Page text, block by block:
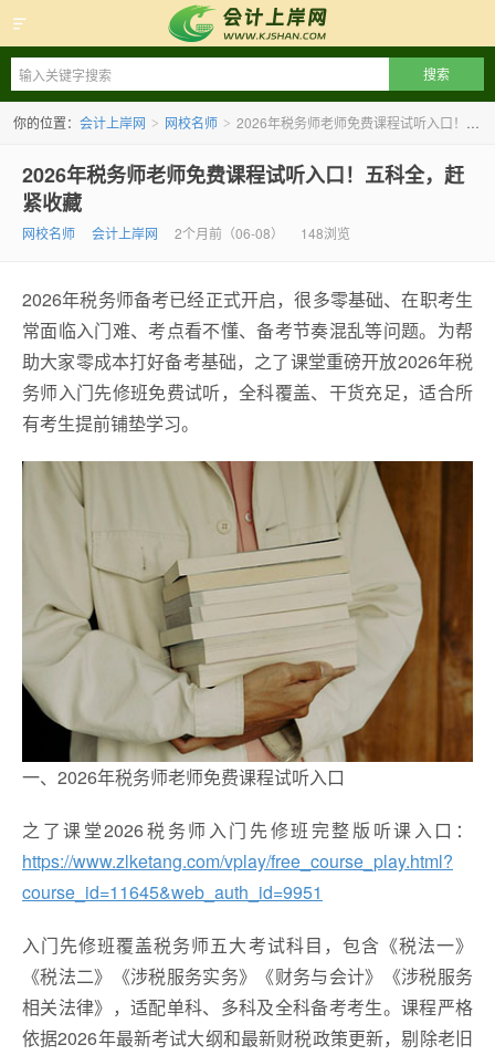
会计上岸网
你的位置： 会计上岸网 > 网校名师 > 2026年税务师老师免费课程试听入口！五科全，赶紧收藏
2026年税务师老师免费课程试听入口！五科全，赶
紧收藏
网校名师 会计上岸网 2个月前（06-08） 148浏览
2026年税务师备考已经正式开启，很多零基础、在职考生
常面临入门难、考点看不懂、备考节奏混乱等问题。为帮
助大家零成本打好备考基础，之了课堂重磅开放2026年税
务师入门先修班免费试听，全科覆盖、干货充足，适合所
有考生提前铺垫学习。
一、2026年税务师老师免费课程试听入口
之了课堂2026税务师入门先修班完整版听课入口：
https://www.zlketang.com/vplay/free_course_play.html?
course_id=11645&web_auth_id=9951
入门先修班覆盖税务师五大考试科目，包含《税法一》
《税法二》《涉税服务实务》《财务与会计》《涉税服务
相关法律》，适配单科、多科及全科备考考生。课程严格
依据2026年最新考试大纲和最新财税政策更新，剔除老旧